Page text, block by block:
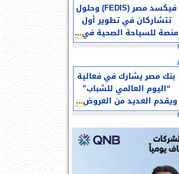
فيكسد مصر (FEDIS) وحلول
تتشاركان في تطوير أول
منصة للسياحة الصحية في...
بنك مصر يشارك في فعالية
“اليوم العالمي للشباب”
ويقدم العديد من العروض...